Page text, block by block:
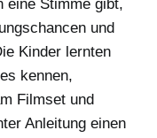
eine Stimme gibt,
und
Kinder lernten
kennen,
Filmset und
Anleitung einen